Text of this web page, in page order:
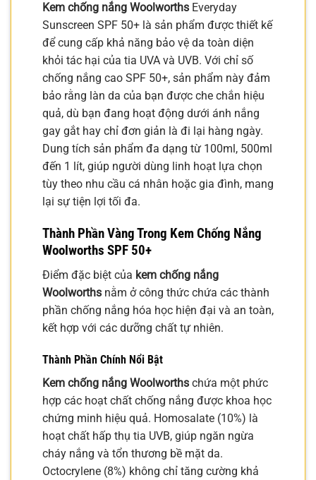
Kem chống nắng Woolworths Everyday
Sunscreen SPF 50+ là sản phẩm được thiết kế
để cung cấp khả năng bảo vệ da toàn diện
khỏi tác hại của tia UVA và UVB. Với chỉ số
chống nắng cao SPF 50+, sản phẩm này đảm
bảo rằng làn da của bạn được che chắn hiệu
quả, dù bạn đang hoạt động dưới ánh nắng
gay gắt hay chỉ đơn giản là đi lại hàng ngày.
Dung tích sản phẩm đa dạng từ 100ml, 500ml
đến 1 lít, giúp người dùng linh hoạt lựa chọn
tùy theo nhu cầu cá nhân hoặc gia đình, mang
lại sự tiện lợi tối đa.
Thành Phần Vàng Trong Kem Chống Nắng
Woolworths SPF 50+
Điểm đặc biệt của kem chống nắng
Woolworths nằm ở công thức chứa các thành
phần chống nắng hóa học hiện đại và an toàn,
kết hợp với các dưỡng chất tự nhiên.
Thành Phần Chính Nổi Bật
Kem chống nắng Woolworths chứa một phức
hợp các hoạt chất chống nắng được khoa học
chứng minh hiệu quả. Homosalate (10%) là
hoạt chất hấp thụ tia UVB, giúp ngăn ngừa
cháy nắng và tổn thương bề mặt da.
Octocrylene (8%) không chỉ tăng cường khả